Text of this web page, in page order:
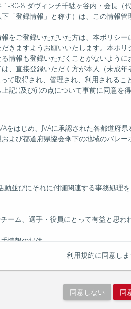
30-8 ダヴィンチ千駄ヶ谷内・会長（
「登録情報」と称す）は、この情報
をご登録いただいた方は、本ポリシ
きますようお願いいたします。本ポ
情報も登録いただくことがないように
、直接登録いただく方が本人（未成
て取得され、管理され、利用される
(i)及び(ii)の点について事前に同意を
をはじめ、JVAに承認された各都道
よび都道府県協会傘下の地域のバレ
動並びにそれに付随関連する事務処
ーム、選手・役員にとって有益と思わ
情報の提供
取扱い説明書に明示しております。
利用規約に同意しま